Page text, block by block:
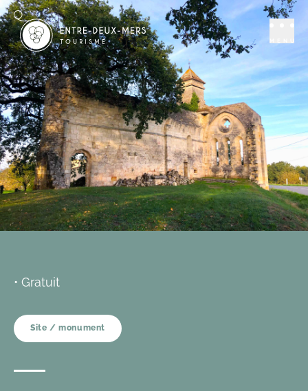
Ruines de l'église
templière de
Montarouch
TARGON
Ajouter aux favoris
• Gratuit
Site / monument